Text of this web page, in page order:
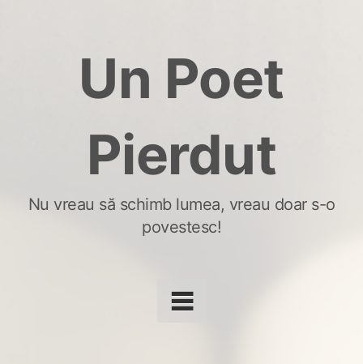
Un Poet
Pierdut
Nu vreau să schimb lumea, vreau doar s-o
povestesc!